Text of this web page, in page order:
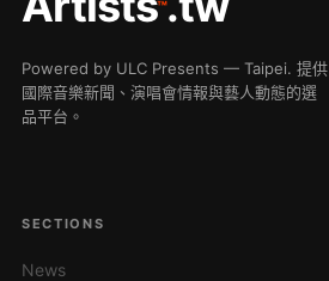
™
Powered by ULC Presents — Taipei. 提供
國際音樂新聞、演唱會情報與藝人動態的選
品平台。
SECTIONS
News